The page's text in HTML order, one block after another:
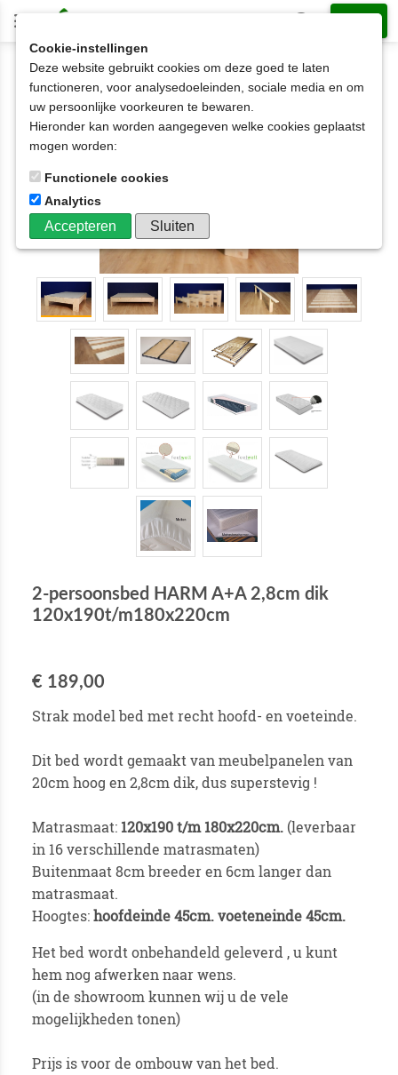
2-persoonsbed op matrasmaat
120x210cm
2-persoonsbed HARM A+A 2,8cm dik
120x190t/m180x220cm
2-persoonsbed HARM A+A 2,8cm dik
120x190t/m180x220cm
€ 189,00
Strak model bed met recht hoofd- en voeteinde.
Dit bed wordt gemaakt van meubelpanelen van
20cm hoog en 2,8cm dik, dus superstevig !
Matrasmaat: 120x190 t/m 180x220cm. (leverbaar
in 16 verschillende matrasmaten)
Buitenmaat 8cm breeder en 6cm langer dan
matrasmaat.
Hoogtes:hoofdeinde 45cm. voeteneinde 45cm.
Het bed wordt onbehandeld geleverd , u kunt
hem nog afwerken naar wens.
(in de showroom kunnen wij u de vele
mogelijkheden tonen)
Prijs is voor de ombouw van het bed.
Cookie-instellingen
Deze website gebruikt cookies om deze goed te laten
functioneren, voor analysedoeleinden, sociale media en om
uw persoonlijke voorkeuren te bewaren.
Hieronder kan worden aangegeven welke cookies geplaatst
mogen worden:
Functionele cookies
Analytics
Accepteren Sluiten